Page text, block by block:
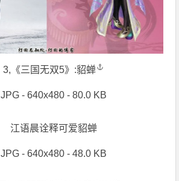
3,《三国无双5》:貂蝉
JPG - 640x480 - 80.0 KB
江语晨诠释可爱貂蝉
JPG - 640x480 - 48.0 KB